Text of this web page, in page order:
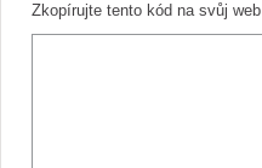
Zkopírujte tento kód na svůj web